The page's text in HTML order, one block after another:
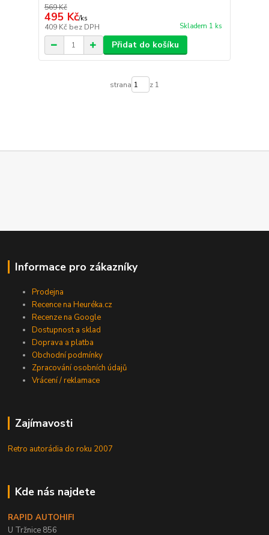
569 Kč
495 Kč/ks
409 Kč bez DPH Skladem 1 ks
Přidat do košíku
strana z 1
Informace pro zákazníky
Prodejna
Recence na Heuréka.cz
Recenze na Google
Dostupnost a sklad
Doprava a platba
Obchodní podmínky
Zpracování osobních údajů
Vrácení / reklamace
Zajímavosti
Retro autorádia do roku 2007
Kde nás najdete
RAPID AUTOHIFI
U Tržnice 856